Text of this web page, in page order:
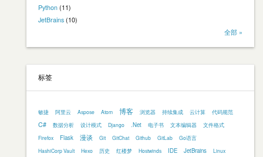
Python (11)
JetBrains (10)
全部 »
标签
敏捷 阿里云 Aspose Atom 博客 浏览器 持续集成 云计算 代码规范
C# 数据分析 设计模式 Django .Net 电子书 文本编辑器
文件格式
Firefox
Flask 漫谈 Git GitChat Github GitLab
Go语言
HashiCorp Vault
Hexo 历史 红楼梦 Hostwinds IDE JetBrains
Linux